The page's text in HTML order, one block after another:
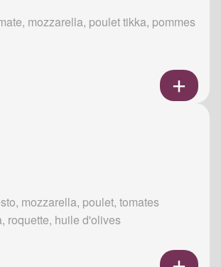
mozzarella, poulet tikka, pommes
mozzarella, poulet, tomates
roquette, huile d'olives